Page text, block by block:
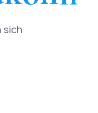
sich